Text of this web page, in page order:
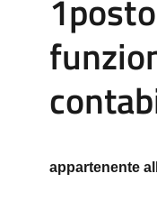
1posto
appartenente